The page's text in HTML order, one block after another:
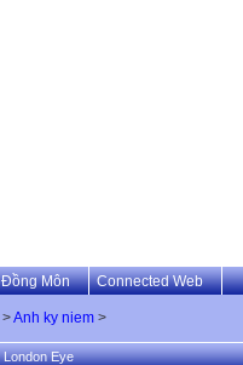
Đồng Môn Connected Web
>Anh ky niem >
London Eye